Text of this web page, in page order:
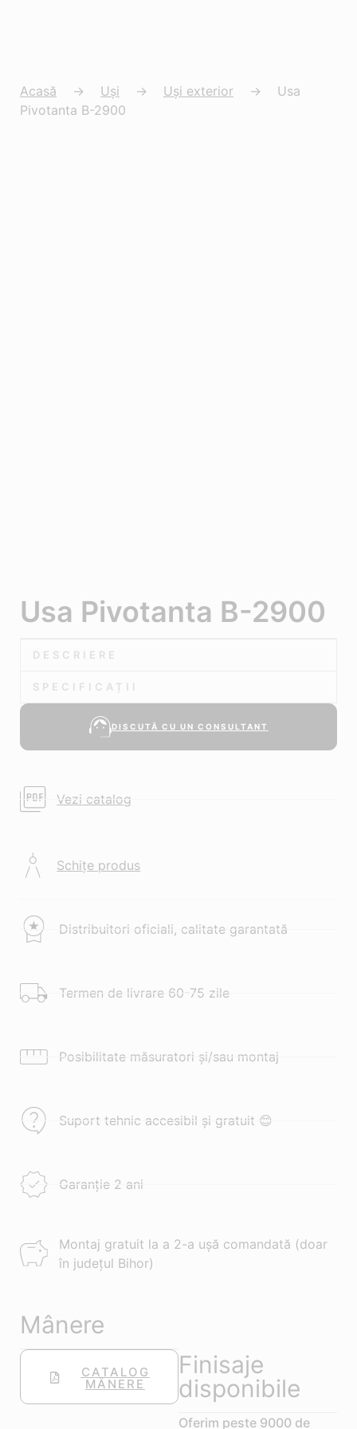
Acasă → Uși → Uși exterior →
Usa
Pivotanta B-2900
Usa Pivotanta B-2900
DESCRIERE
SPECIFICAȚII
DISCUTĂ CU UN CONSULTANT
Vezi catalog
Schițe produs
Distribuitori oficiali, calitate garantată
Termen de livrare 60-75 zile
Posibilitate măsuratori și/sau montaj
Suport tehnic accesibil și gratuit 😊
Garanție 2 ani
Montaj gratuit la a 2-a ușă comandată (doar
în județul Bihor)
Mânere
CATALOG
MÂNERE
Finisaje
disponibile
Oferim peste 9000 de